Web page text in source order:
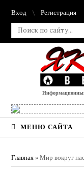
Вход Регистрация
МЕНЮ САЙТА
Главная »Мир вокруг